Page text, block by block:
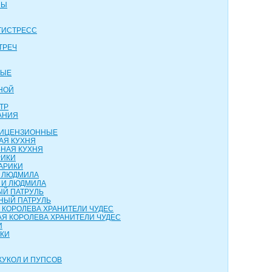
КУХНЯ
КУХНЯ
ЛЮДМИЛА
И ЛЮДМИЛА
ПАТРУЛЬ
ПАТРУЛЬ
ХРАНИТЕЛИ ЧУДЕС
КОРОЛЕВА ХРАНИТЕЛИ ЧУДЕС
И ПУПСОВ